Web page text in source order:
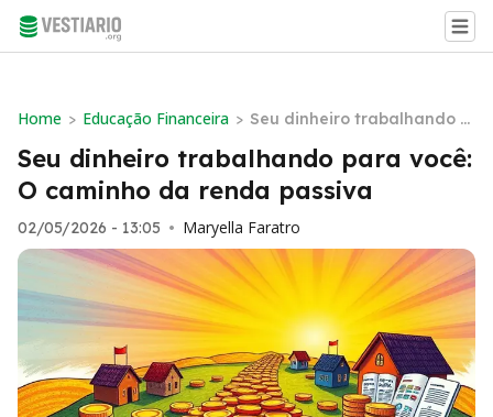
Home > Educação Financeira > Seu dinheiro trabalhando p
ara você: O caminho da ren
da passiva
Seu dinheiro trabalhando para você:
O caminho da renda passiva
02/05/2026 - 13:05 • Maryella Faratro